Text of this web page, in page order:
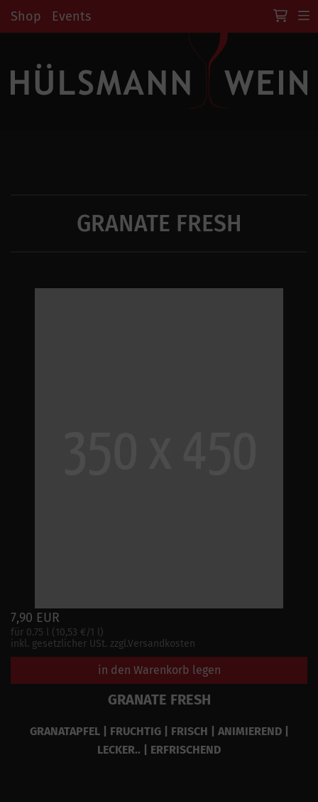
Shop Events
GRANATE FRESH
7,90 EUR
für 0.75 l (10,53 €/1 l)
inkl. gesetzlicher USt. zzgl.Versandkosten
in den Warenkorb legen
GRANATE FRESH
GRANATAPFEL | FRUCHTIG | FRISCH | ANIMIEREND |
LECKER.. | ERFRISCHEND